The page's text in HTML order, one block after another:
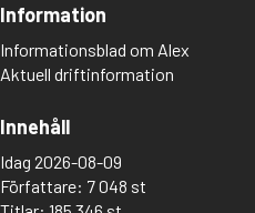
Information
Informationsblad om Alex
Aktuell driftinformation
Innehåll
Idag 2026-08-09
Författare: 7 048 st